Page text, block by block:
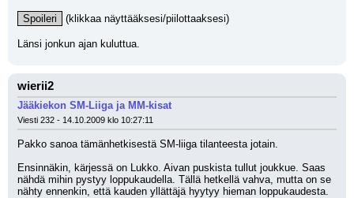
Spoileri (klikkaa näyttääksesi/piilottaaksesi)
Länsi jonkun ajan kuluttua.
wierii2
Jääkiekon SM-Liiga ja MM-kisat
Viesti 232 - 14.10.2009 klo 10:27:11
Pakko sanoa tämänhetkisestä SM-liiga tilanteesta jotain.
Ensinnäkin, kärjessä on Lukko. Aivan puskista tullut joukkue. Saas
nähdä mihin pystyy loppukaudella. Tällä hetkellä vahva, mutta on se
nähty ennenkin, että kauden yllättäjä hyytyy hieman loppukaudesta.